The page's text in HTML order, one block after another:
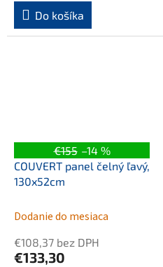
Do košíka
€155 –14 %
COUVERT panel čelný ľavý,
130x52cm
Dodanie do mesiaca
€108,37 bez DPH
€133,30